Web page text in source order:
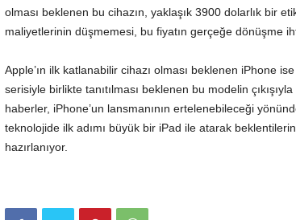
olması beklenen bu cihazın, yaklaşık 3900 dolarlık bir
maliyetlerinin düşmemesi, bu fiyatın gerçeğe dönüşme
Apple’ın ilk katlanabilir cihazı olması beklenen iPhone
serisiyle birlikte tanıtılması beklenen bu modelin
haberler, iPhone’un lansmanının ertelenebileceği
teknolojide ilk adımı büyük bir iPad ile atarak
hazırlanıyor.